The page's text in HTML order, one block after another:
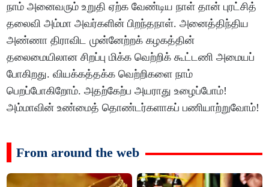
நாம் அனைவரும் உறுதி ஏற்க வேண்டிய நாள் தான் புரட்சித்
தலைவி அம்மா அவர்களின் பிறந்தநாள். அனைத்திந்திய
அண்ணா திராவிட முன்னேற்றக் கழகத்தின்
தலைமையிலான சிறப்பு மிக்க வெற்றிக் கூட்டணி அமையப்
போகிறது. வியக்கத்தக்க வெற்றிகளை நாம்
பெறப்போகிறோம். அதற்கேற்ப அயராது உழைப்போம்!
அம்மாவின் உண்மைத் தொண்டர்களாகப் பணியாற்றுவோம்!
From around the web